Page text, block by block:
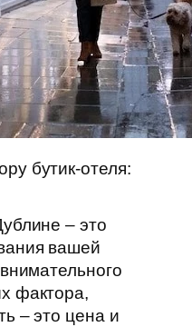
бутик-отеля:
– это
вашей
фактора,
– это цена и